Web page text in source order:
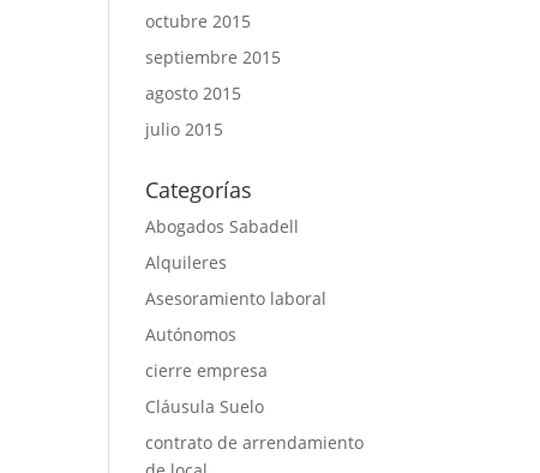
octubre 2015
septiembre 2015
agosto 2015
julio 2015
Categorías
Abogados Sabadell
Alquileres
Asesoramiento laboral
Autónomos
cierre empresa
Cláusula Suelo
contrato de arrendamiento